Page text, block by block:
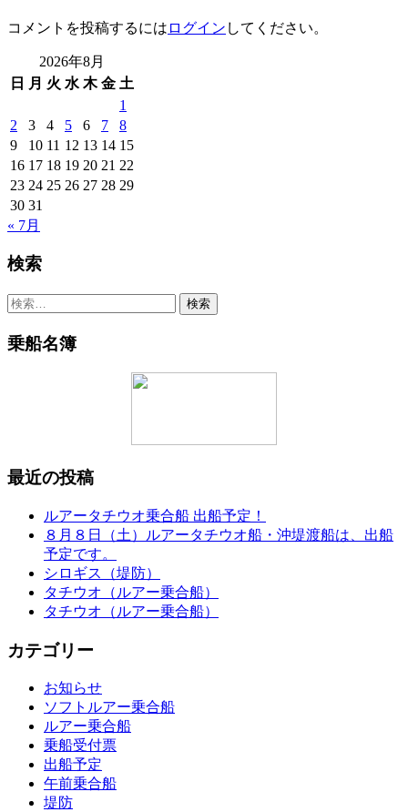
コメントを投稿するには ログイン してください。
2026年8月
日
月 火 水 木 金 土
1
2
3 4 5 6 7
8
9
10 11 12 13 14 15
16 17 18 19 20 21 22
23 24 25 26 27 28 29
30 31
« 7月
検索
検
乗船名簿
最近の投稿
ルアータチウオ乗合船 出船予定！
８月８日（土）ルアータチウオ船・沖堤渡船は、出船
予定です。
シロギス（堤防）
タチウオ（ルアー乗合船）
タチウオ（ルアー乗合船）
カテゴリー
お知らせ
ソフトルアー乗合船
ルアー乗合船
乗船受付票
出船予定
午前乗合船
堤防